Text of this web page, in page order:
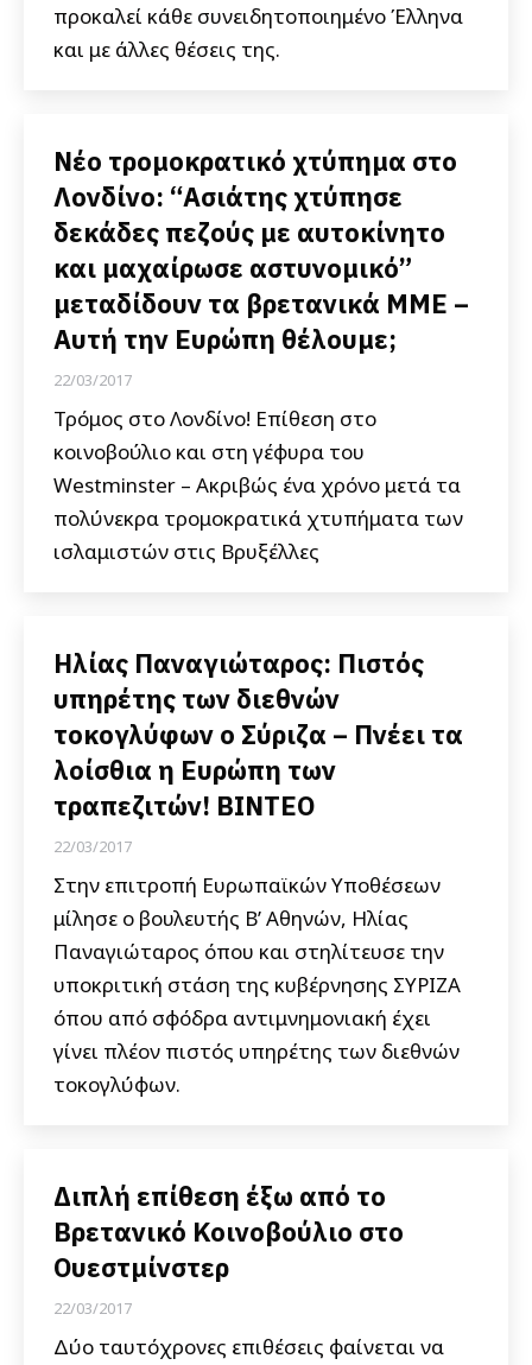
προκαλεί κάθε συνειδητοποιημένο Έλληνα
και με άλλες θέσεις της.
Νέο τρομοκρατικό χτύπημα στο
Λονδίνο: “Ασιάτης χτύπησε
δεκάδες πεζούς με αυτοκίνητο
και μαχαίρωσε αστυνομικό”
μεταδίδουν τα βρετανικά ΜΜΕ –
Αυτή την Ευρώπη θέλουμε;
22/03/2017
Τρόμος στο Λονδίνο! Επίθεση στο
κοινοβούλιο και στη γέφυρα του
Westminster – Ακριβώς ένα χρόνο μετά τα
πολύνεκρα τρομοκρατικά χτυπήματα των
ισλαμιστών στις Βρυξέλλες
Ηλίας Παναγιώταρος: Πιστός
υπηρέτης των διεθνών
τοκογλύφων ο Σύριζα – Πνέει τα
λοίσθια η Ευρώπη των
τραπεζιτών! ΒΙΝΤΕΟ
22/03/2017
Στην επιτροπή Ευρωπαϊκών Υποθέσεων
μίλησε ο βουλευτής Β’ Αθηνών, Ηλίας
Παναγιώταρος όπου και στηλίτευσε την
υποκριτική στάση της κυβέρνησης ΣΥΡΙΖΑ
όπου από σφόδρα αντιμνημονιακή έχει
γίνει πλέον πιστός υπηρέτης των διεθνών
τοκογλύφων.
Διπλή επίθεση έξω από το
Βρετανικό Κοινοβούλιο στο
Ουεστμίνστερ
22/03/2017
Δύο ταυτόχρονες επιθέσεις φαίνεται να